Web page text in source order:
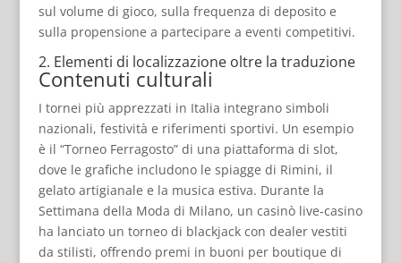
sul volume di gioco, sulla frequenza di deposito e
sulla propensione a partecipare a eventi competitivi.
2. Elementi di localizzazione oltre la traduzione
Contenuti culturali
I tornei più apprezzati in Italia integrano simboli
nazionali, festività e riferimenti sportivi. Un esempio
è il “Torneo Ferragosto” di una piattaforma di slot,
dove le grafiche includono le spiagge di Rimini, il
gelato artigianale e la musica estiva. Durante la
Settimana della Moda di Milano, un casinò live‑casino
ha lanciato un torneo di blackjack con dealer vestiti
da stilisti, offrendo premi in buoni per boutique di